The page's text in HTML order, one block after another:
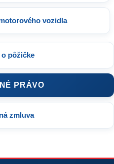
vozidla
pôžičke
PRÁVO
zmluva